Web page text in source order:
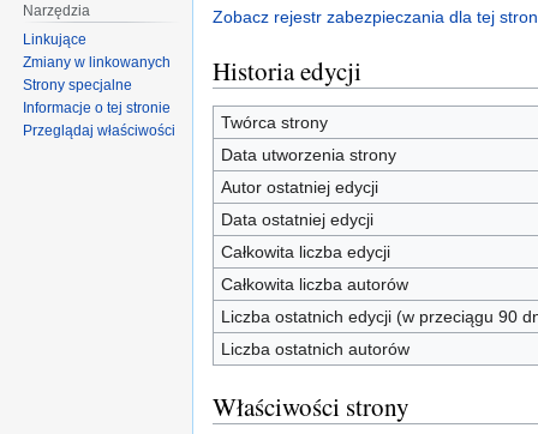
Zobacz rejestr zabezpieczania dla tej
Historia edycji
Twórca strony
Data utworzenia strony
Autor ostatniej edycji
Data ostatniej edycji
Całkowita liczba edycji
Całkowita liczba autorów
Liczba ostatnich edycji (w przeciągu 90
Liczba ostatnich autorów
Właściwości strony
Narzędzia
Linkujące
Zmiany w linkowanych
Strony specjalne
Informacje o tej stronie
Przeglądaj właściwości